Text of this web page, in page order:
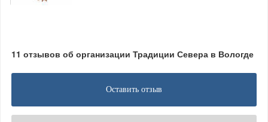
11 отзывов об организации Традиции Севера в Вологде
Оставить отзыв